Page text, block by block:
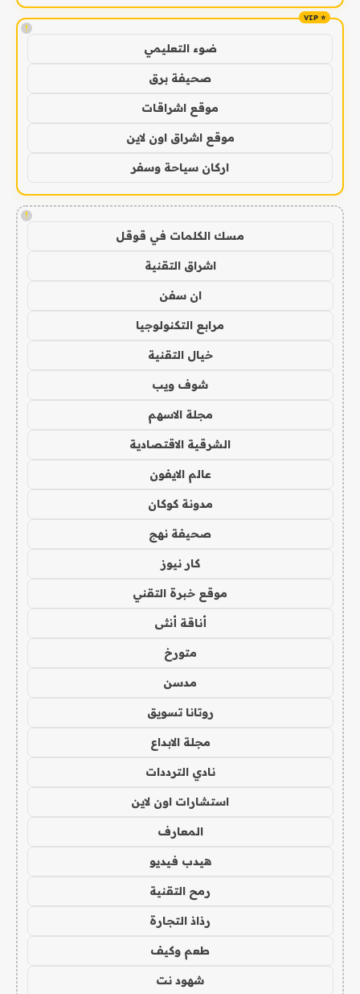
!
ضوء التعليمي
صحيفة برق
موقع اشراقات
موقع اشراق اون لاين
اركان سياحة وسفر
!
مسك الكلمات في قوقل
اشراق التقنية
ان سفن
مرابع التكنولوجيا
خيال التقنية
شوف ويب
مجلة الاسهم
الشرقية الاقتصادية
عالم الايفون
مدونة كوكان
صحيفة نهج
كار نيوز
موقع خبرة التقني
أناقة أنثى
متورخ
مدسن
روتانا تسويق
مجلة الابداع
نادي الترددات
استشارات اون لاين
المعارف
هيدب فيديو
رمح التقنية
رذاذ التجارة
طعم وكيف
شهود نت